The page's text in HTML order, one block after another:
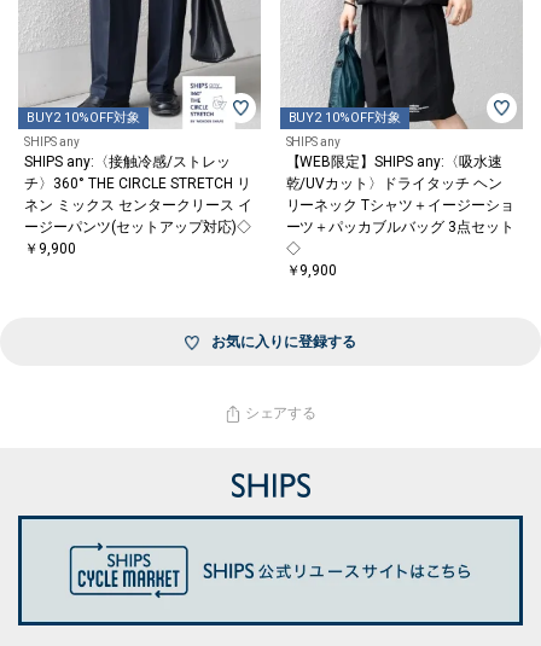
BUY2 10%OFF対象
SHIPS any
SHIPS any:〈接触冷感/ストレッ
チ〉360° THE CIRCLE STRETCH リ
ネン ミックス センタークリース イ
ージーパンツ(セットアップ対応)◇
￥9,900
BUY2 10%OFF対象
SHIPS any
【WEB限定】SHIPS any:〈吸水速
乾/UVカット〉ドライタッチ ヘン
リーネック Tシャツ＋イージーショ
ーツ＋パッカブルバッグ 3点セット
◇
￥9,900
お気に入りに登録する
シェアする